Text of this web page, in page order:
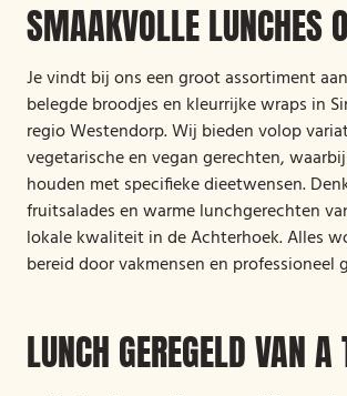
SMAAKVOLLE LUNCHES
Je vindt bij ons een groot assortiment
belegde broodjes en kleurrijke wraps in
regio Westendorp. Wij bieden volop
vegetarische en vegan gerechten,
houden met specifieke dieetwensen.
fruitsalades en warme lunchgerechten
lokale kwaliteit in de Achterhoek. Alles
bereid door vakmensen en professioneel
LUNCH GEREGELD VAN A